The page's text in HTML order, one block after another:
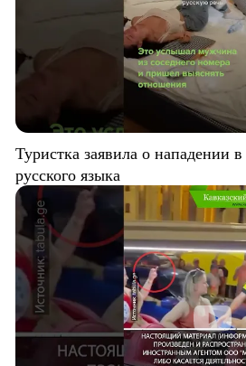
Туристка заявила о нападении
русского языка